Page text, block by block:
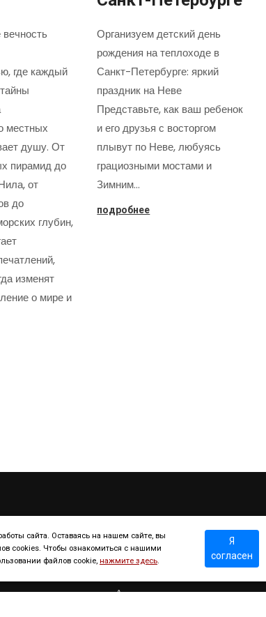
вечность
где каждый
местных
душу. От
пирамид до
от
до
глубин,
изменят
о мире и
Организуем детский день
рождения на теплоходе в
Санкт-Петербурге: яркий
праздник на Неве
Представьте, как ваш ребенок
и его друзья с восторгом
плывут по Неве, любуясь
грациозными мостами и
Зимним…
подробнее
Америка
сайта. Оставаясь на нашем сайте, вы
cookies. Чтобы ознакомиться с нашими
файлов cookie, нажмите здесь.
Я
согласен